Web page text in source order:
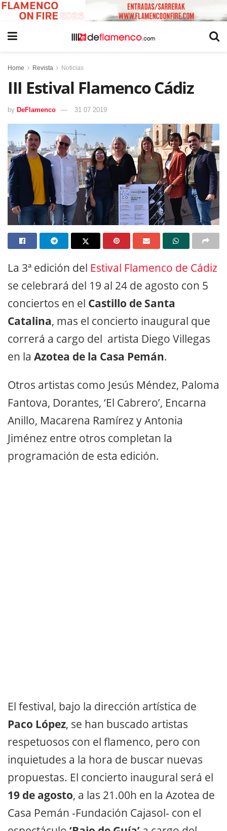
Home Revista Noticias
III Estival Flamenco Cádiz
by DeFlamenco 31 07 2019
La 3ª edición del Estival Flamenco de Cádiz
se celebrará del 19 al 24 de agosto con 5
conciertos en el Castillo de Santa
Catalina, mas el concierto inaugural que
correrá a cargo del artista Diego Villegas
en la Azotea de la Casa Pemán.
Otros artistas como Jesús Méndez, Paloma
Fantova, Dorantes, ‘El Cabrero’, Encarna
Anillo, Macarena Ramírez y Antonia
Jiménez entre otros completan la
programación de esta edición.
El festival, bajo la dirección artística de
Paco López, se han buscado artistas
respetuosos con el flamenco, pero con
inquietudes a la hora de buscar nuevas
propuestas. El concierto inaugural será el
19 de agosto, a las 21.00h en la Azotea de
Casa Pemán -Fundación Cajasol- con el